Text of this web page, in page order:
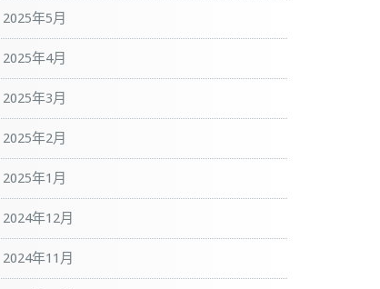
2025年5月
2025年4月
2025年3月
2025年2月
2025年1月
2024年12月
2024年11月